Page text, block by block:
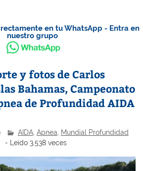
en tu WhatsApp - Entra en
nuestro grupo
y fotos de Carlos
Bahamas, Campeonato
de Profundidad AIDA
AIDA ,Apnea
Mundial Profundidad
- Leído 3.538 veces